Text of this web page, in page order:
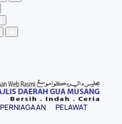
PERNIAGAAN
PELAWAT